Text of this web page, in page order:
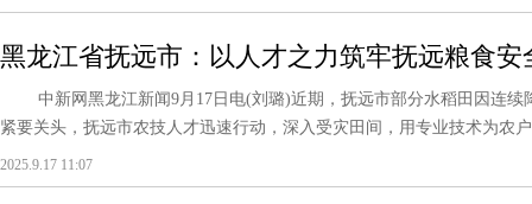
黑龙江省抚远市：以人才之力筑牢抚远粮食安
中新网黑龙江新闻9月17日电(刘璐)近期，抚远市部分水稻田因连续
紧要关头，抚远市农技人才迅速行动，深入受灾田间，用专业技术为农
2025.9.17 11:07